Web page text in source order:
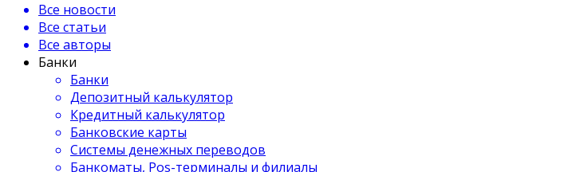
Все новости
Все статьи
Все авторы
Банки
Банки
Депозитный калькулятор
Кредитный калькулятор
Банковские карты
Системы денежных переводов
Банкоматы, Pos-терминалы и филиалы